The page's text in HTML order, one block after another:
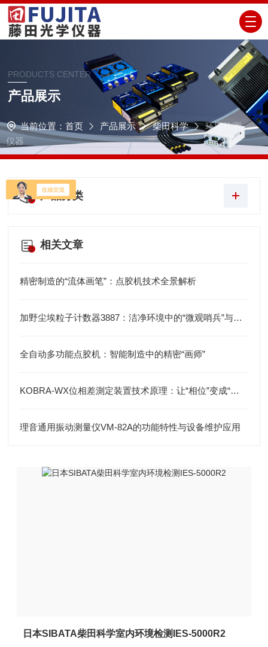
PRODUCTS CENTER
产品展示
当前位置： 首页 产品展示 柴田科学
环境检测
仪器
产品分类
相关文章
精密制造的“流体画笔”：点胶机技术全景解析
加野尘埃粒子计数器3887：洁净环境中的“微观哨兵”与洁净度“审计官”
全自动多功能点胶机：智能制造中的精密“画师”
KOBRA-WX位相差測定装置技术原理：让“相位”变成“光强”
理音通用振动测量仪VM-82A的功能特性与设备维护应用
日本SIBATA柴田科学室内环境检测IES-5000R2